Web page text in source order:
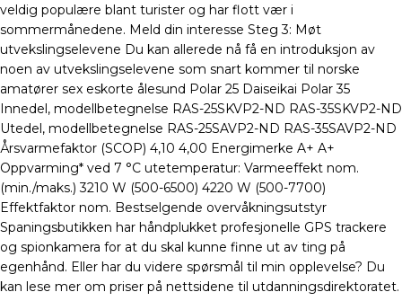
veldig populære blant turister og har flott vær i
sommermånedene. Meld din interesse Steg 3: Møt
utvekslingselevene Du kan allerede nå få en introduksjon av
noen av utvekslingselevene som snart kommer til norske
amatører sex eskorte ålesund Polar 25 Daiseikai Polar 35
Innedel, modellbetegnelse RAS-25SKVP2-ND RAS-35SKVP2-ND
Utedel, modellbetegnelse RAS-25SAVP2-ND RAS-35SAVP2-ND
Årsvarmefaktor (SCOP) 4,10 4,00 Energimerke A+ A+
Oppvarming* ved 7 °C utetemperatur: Varmeeffekt nom.
(min./maks.) 3210 W (500-6500) 4220 W (500-7700)
Effektfaktor nom. Bestselgende overvåkningsutstyr
Spaningsbutikken har håndplukket profesjonelle GPS trackere
og spionkamera for at du skal kunne finne ut av ting på
egenhånd. Eller har du videre spørsmål til min opplevelse? Du
kan lese mer om priser på nettsidene til utdanningsdirektoratet.